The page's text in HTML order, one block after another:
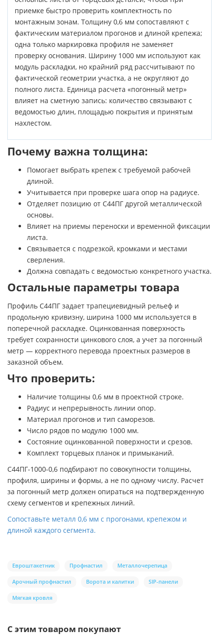
приемке быстро проверить комплектность по
монтажным зонам. Толщину 0,6 мм сопоставляют с
фактическим материалом прогонов и длиной крепежа;
одна только маркировка профиля не заменяет
проверку основания. Ширину 1000 мм используют как
модуль раскладки, но крайний ряд рассчитывают по
фактической геометрии участка, а не округляют до
полного листа. Единица расчета «погонный метр»
влияет на сметную запись: количество связывают с
ведомостью длин, площадью покрытия и принятым
нахлестом.
Почему важна толщина:
Помогает выбрать крепеж с требуемой рабочей
длиной.
Учитывается при проверке шага опор на радиусе.
Отделяет позицию от С44ПГ другой металлической
основы.
Влияет на приемы переноски и временной фиксации
листа.
Связывается с подрезкой, кромками и местами
сверления.
Должна совпадать с ведомостью конкретного участка.
Остальные параметры товара
Профиль С44ПГ задает трапециевидный рельеф и
продольную кривизну, ширина 1000 мм используется в
поперечной раскладке. Оцинкованная поверхность
требует сохранности цинкового слоя, а учет за погонный
метр — корректного перевода проектных размеров в
заказной объем.
Что проверить:
Наличие толщины 0,6 мм в проектной строке.
Радиус и непрерывность линии опор.
Материал прогонов и тип саморезов.
Число рядов по модулю 1000 мм.
Состояние оцинкованной поверхности и срезов.
Комплект торцевых планок и примыканий.
С44ПГ-1000-0,6 подбирают по совокупности толщины,
профиля, ширины и формы, а не по одному числу. Расчет
за погонный метр должен опираться на подтвержденную
схему сегментов и крепежных линий.
Сопоставьте металл 0,6 мм с прогонами, крепежом и
длиной каждого сегмента.
Евроштакетник Профнастил Металлочерепица
Арочный профнастил Ворота и калитки SIP-панели
Мягкая кровля
С этим товаром покупают